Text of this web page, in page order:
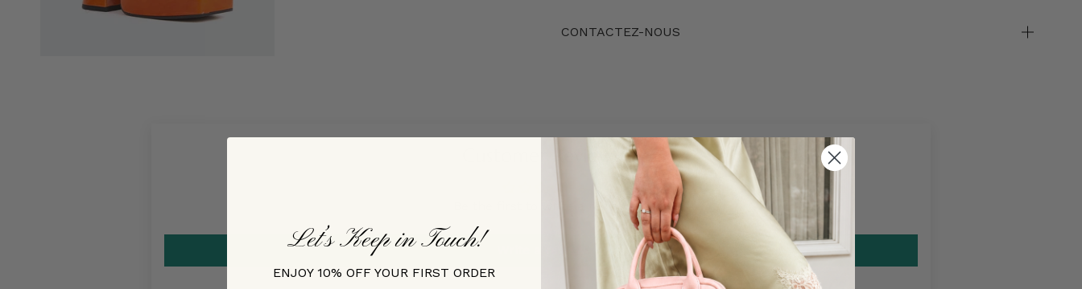
CONTACTEZ-NOUS
Customer Reviews
Be the first to write a review
Write a review
Let’s Keep in Touch!
ENJOY 10% OFF YOUR FIRST ORDER